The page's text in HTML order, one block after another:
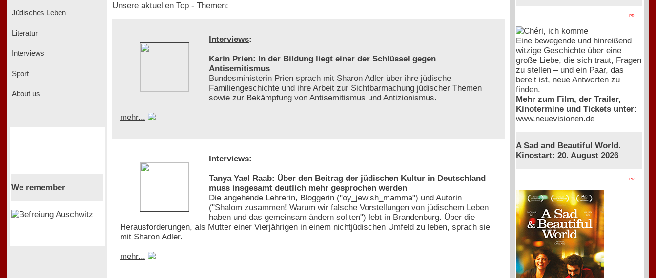
Jüdisches Leben
Literatur
Interviews
Sport
About us
We remember
Unsere aktuellen Top - Themen:
Interviews:
Karin Prien: In der Bildung liegt einer der Schlüssel gegen
Antisemitismus
Bundesministerin Prien sprach mit Sharon Adler über ihre jüdische
Familiengeschichte und ihre Arbeit zur Sichtbarmachung jüdischer Themen
sowie zur Bekämpfung von Antisemitismus und Antizionismus.
mehr...
Interviews:
Tanya Yael Raab: Über den Beitrag der jüdischen Kultur in Deutschland
muss insgesamt deutlich mehr gesprochen werden
Die angehende Lehrerin, Bloggerin ("oy_jewish_mamma") und Autorin
("Shalom zusammen! Warum wir falsche Vorstellungen von jüdischem Leben
haben und das gemeinsam ändern sollten") lebt in Brandenburg. Über die
Herausforderungen, als Mutter einer Vierjährigen in einem nichtjüdischen Umfeld zu leben, sprach sie
mit Sharon Adler.
mehr...
. . . . PR . . . .
Eine bewegende und hinreißend
witzige Geschichte über eine
große Liebe, die sich traut, Fragen
zu stellen – und ein Paar, das
bereit ist, neue Antworten zu
finden.
Mehr zum Film, der Trailer,
Kinotermine und Tickets unter:
www.neuevisionen.de
A Sad and Beautiful World.
Kinostart: 20. August 2026
. . . . PR . . . .